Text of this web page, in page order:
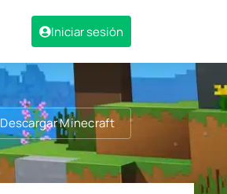
Iniciar sesión
Descargar Minecraft